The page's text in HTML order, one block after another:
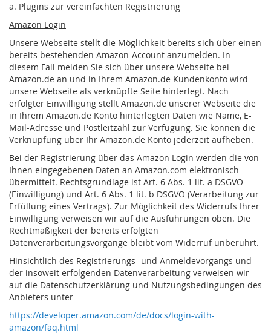
a. Plugins zur vereinfachten Registrierung
Amazon Login
Unsere Webseite stellt die Möglichkeit bereits sich über einen
bereits bestehenden Amazon-Account anzumelden. In
diesem Fall melden Sie sich über unsere Webseite bei
Amazon.de an und in Ihrem Amazon.de Kundenkonto wird
unsere Webseite als verknüpfte Seite hinterlegt. Nach
erfolgter Einwilligung stellt Amazon.de unserer Webseite die
in Ihrem Amazon.de Konto hinterlegten Daten wie Name, E-
Mail-Adresse und Postleitzahl zur Verfügung. Sie können die
Verknüpfung über Ihr Amazon.de Konto jederzeit aufheben.
Bei der Registrierung über das Amazon Login werden die von
Ihnen eingegebenen Daten an Amazon.com elektronisch
übermittelt. Rechtsgrundlage ist Art. 6 Abs. 1 lit. a DSGVO
(Einwilligung) und Art. 6 Abs. 1 lit. b DSGVO (Verarbeitung zur
Erfüllung eines Vertrags). Zur Möglichkeit des Widerrufs Ihrer
Einwilligung verweisen wir auf die Ausführungen oben. Die
Rechtmäßigkeit der bereits erfolgten
Datenverarbeitungsvorgänge bleibt vom Widerruf unberührt.
Hinsichtlich des Registrierungs- und Anmeldevorgangs und
der insoweit erfolgenden Datenverarbeitung verweisen wir
auf die Datenschutzerklärung und Nutzungsbedingungen des
Anbieters unter
https://developer.amazon.com/de/docs/login-with-
amazon/faq.html